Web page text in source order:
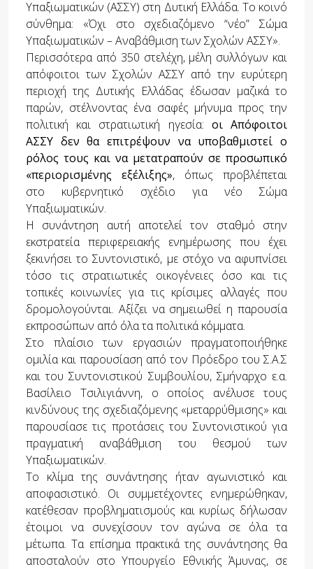
Υπαξιωματικών (ΑΣΣΥ) στη Δυτική Ελλάδα. Το κοινό
σύνθημα: «Όχι στο σχεδιαζόμενο “νέο” Σώμα
Υπαξιωματικών – Αναβάθμιση των Σχολών ΑΣΣΥ».
Περισσότερα από 350 στελέχη, μέλη συλλόγων και
απόφοιτοι των Σχολών ΑΣΣΥ από την ευρύτερη
περιοχή της Δυτικής Ελλάδας έδωσαν μαζικά το
παρών, στέλνοντας ένα σαφές μήνυμα προς την
πολιτική και στρατιωτική ηγεσία: οι Απόφοιτοι
ΑΣΣΥ δεν θα επιτρέψουν να υποβαθμιστεί ο
ρόλος τους και να μετατραπούν σε προσωπικό
«περιορισμένης εξέλιξης», όπως προβλέπεται
στο κυβερνητικό σχέδιο για νέο Σώμα
Υπαξιωματικών.
Η συνάντηση αυτή αποτελεί τον σταθμό στην
εκστρατεία περιφερειακής ενημέρωσης που έχει
ξεκινήσει το Συντονιστικό, με στόχο να αφυπνίσει
τόσο τις στρατιωτικές οικογένειες όσο και τις
τοπικές κοινωνίες για τις κρίσιμες αλλαγές που
δρομολογούνται. Αξίζει να σημειωθεί η παρουσία
εκπροσώπων από όλα τα πολιτικά κόμματα.
Στο πλαίσιο των εργασιών πραγματοποιήθηκε
ομιλία και παρουσίαση από τον Πρόεδρο του Σ.Α.Σ
και του Συντονιστικού Συμβουλίου, Σμήναρχο ε.α.
Βασίλειο Τσιλιγιάννη, ο οποίος ανέλυσε τους
κινδύνους της σχεδιαζόμενης «μεταρρύθμισης» και
παρουσίασε τις προτάσεις του Συντονιστικού για
πραγματική αναβάθμιση του θεσμού των
Υπαξιωματικών.
Το κλίμα της συνάντησης ήταν αγωνιστικό και
αποφασιστικό. Οι συμμετέχοντες ενημερώθηκαν,
κατέθεσαν προβληματισμούς και κυρίως δήλωσαν
έτοιμοι να συνεχίσουν τον αγώνα σε όλα τα
μέτωπα. Τα επίσημα πρακτικά της συνάντησης θα
αποσταλούν στο Υπουργείο Εθνικής Άμυνας, σε